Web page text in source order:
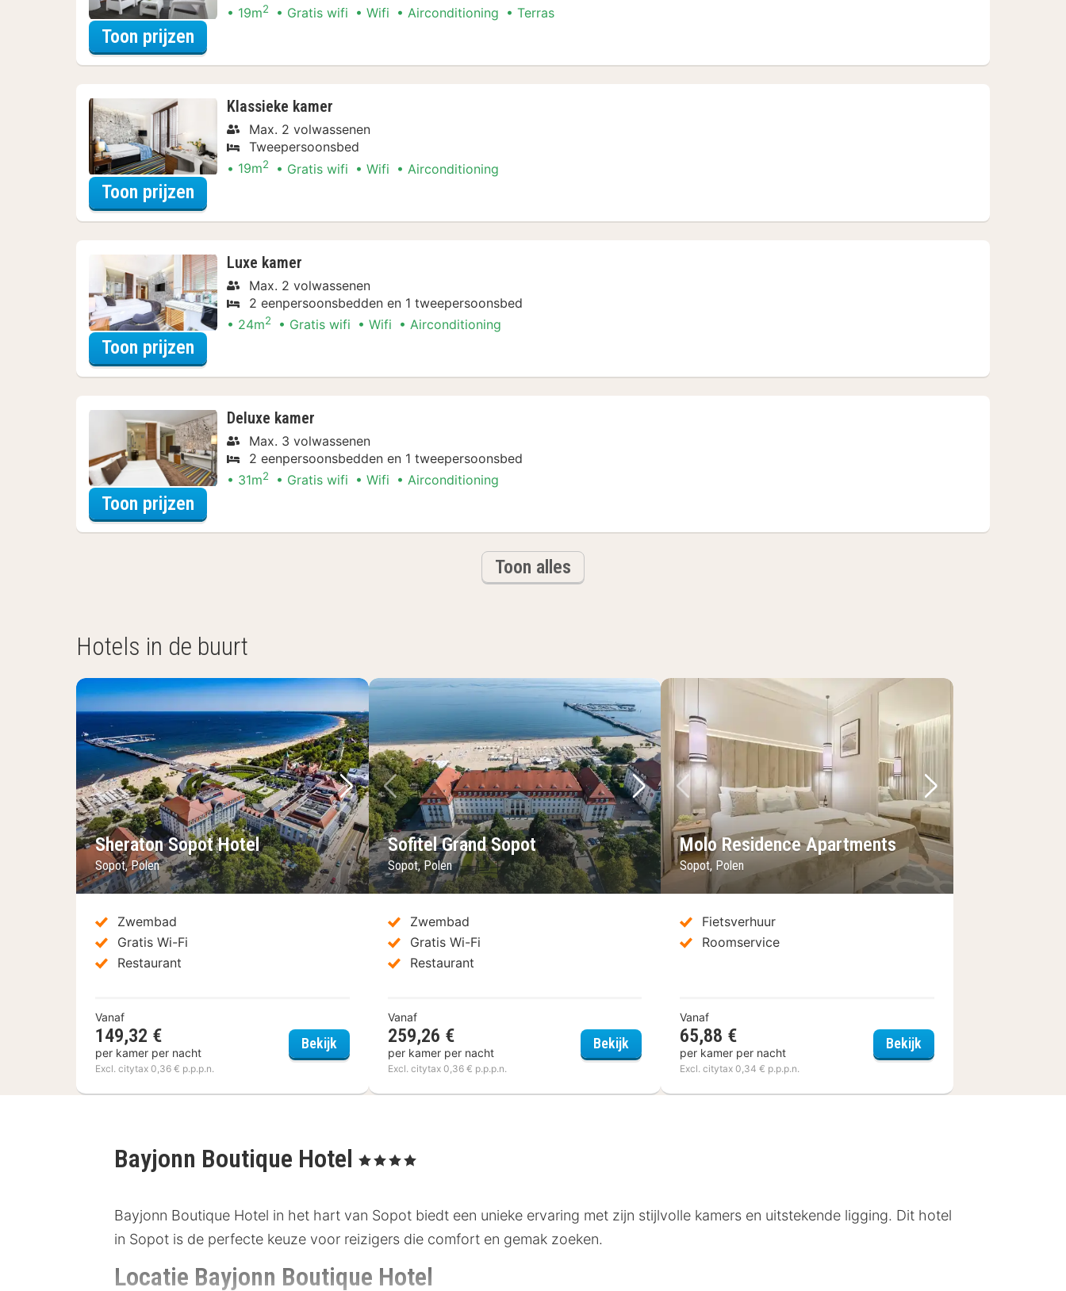
19m2 Gratis wifi Wifi Airconditioning Terras
Toon prijzen
Klassieke kamer
Max. 2 volwassenen
Tweepersoonsbed
19m2 Gratis wifi Wifi Airconditioning
Toon prijzen
Luxe kamer
Max. 2 volwassenen
2 eenpersoonsbedden en 1 tweepersoonsbed
24m2 Gratis wifi Wifi Airconditioning
Toon prijzen
Deluxe kamer
Max. 3 volwassenen
2 eenpersoonsbedden en 1 tweepersoonsbed
31m2 Gratis wifi Wifi Airconditioning
Toon prijzen
Toon alles
Hotels in de buurt
Vorige foto
Volgende foto
Sheraton Sopot Hotel
Sopot, Polen
Zwembad
Gratis Wi-Fi
Restaurant
Vanaf
149,32 €
per kamer per nacht
Excl. citytax 0,36 € p.p.p.n.
BekijkSheraton Sopot Hotel
Vorige foto
Volgende foto
Sofitel Grand Sopot
Sopot, Polen
Zwembad
Gratis Wi-Fi
Restaurant
Vanaf
259,26 €
per kamer per nacht
Excl. citytax 0,36 € p.p.p.n.
Bekijk Sofitel Grand Sopot
Vorige foto
Volgende foto
Molo Residence Apartments
Sopot, Polen
Fietsverhuur
Roomservice
Vanaf
65,88 €
per kamer per nacht
Excl. citytax 0,34 € p.p.p.n.
BekijkMolo Residence
Bayjonn Boutique Hotel , 4 Sterren
Bayjonn Boutique Hotel in het hart van Sopot biedt een unieke ervaring met zijn stijlvolle kamers en uitstekende ligging. Dit hotel
in Sopot is de perfecte keuze voor reizigers die comfort en gemak zoeken.
Locatie Bayjonn Boutique Hotel